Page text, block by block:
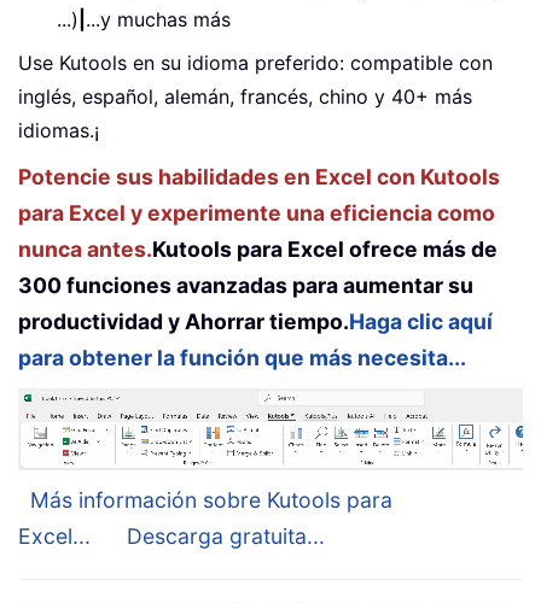
...) ...y muchas más
Use Kutools en su idioma preferido: compatible con
inglés, español, alemán, francés, chino y 40+ más
idiomas.¡
Potencie sus habilidades en Excel con Kutools
para Excel y experimente una eficiencia como
nunca antes.Kutools para Excel ofrece más de
300 funciones avanzadas para aumentar su
productividad y Ahorrar tiempo.Haga clic aquí
para obtener la función que más necesita...
Más información sobre Kutools para
Excel...
Descarga gratuita...